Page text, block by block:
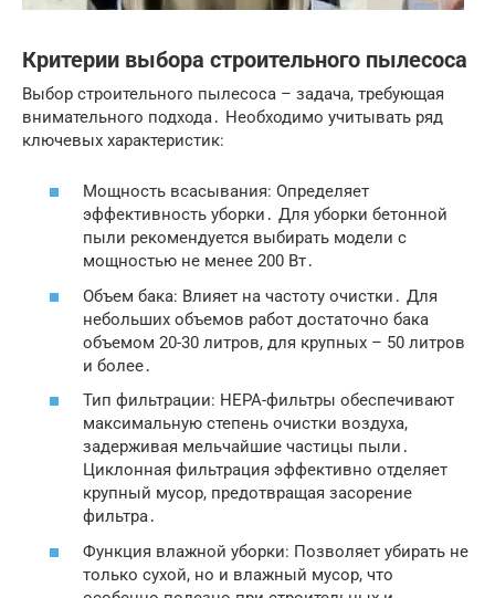
Критерии выбора строительного пылесоса
Выбор строительного пылесоса – задача, требующая
внимательного подхода․ Необходимо учитывать ряд
ключевых характеристик:
Мощность всасывания: Определяет
эффективность уборки․ Для уборки бетонной
пыли рекомендуется выбирать модели с
мощностью не менее 200 Вт․
Объем бака: Влияет на частоту очистки․ Для
небольших объемов работ достаточно бака
объемом 20-30 литров, для крупных – 50 литров
и более․
Тип фильтрации: HEPA-фильтры обеспечивают
максимальную степень очистки воздуха,
задерживая мельчайшие частицы пыли․
Циклонная фильтрация эффективно отделяет
крупный мусор, предотвращая засорение
фильтра․
Функция влажной уборки: Позволяет убирать не
только сухой, но и влажный мусор, что